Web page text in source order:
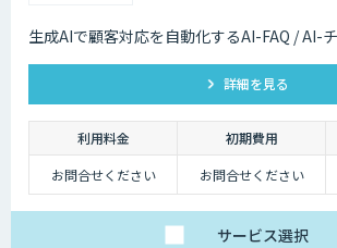
生成AIで顧客対応を自動化するAI-FAQ / AI-
詳細を見る
利用料金 初期費用
お問合せください
お問合せください
サービス選択